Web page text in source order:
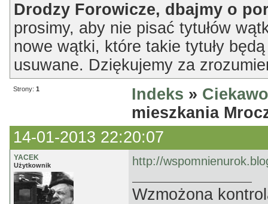
Drodzy Forowicze, dbajmy o
prosimy, aby nie pisać tytułów
nowe wątki, które takie tytuły
usuwane. Dziękujemy za
Strony: 1 Indeks »
mieszkania
14-01-2013 22:20:07
YACEK
Użytkownik http://
Wzmożona